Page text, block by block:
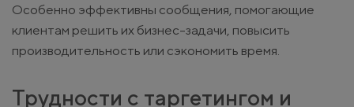
Особенно эффективны сообщения, помогающие
клиентам решить их бизнес-задачи, повысить
производительность или сэкономить время.
Трудности с таргетингом и